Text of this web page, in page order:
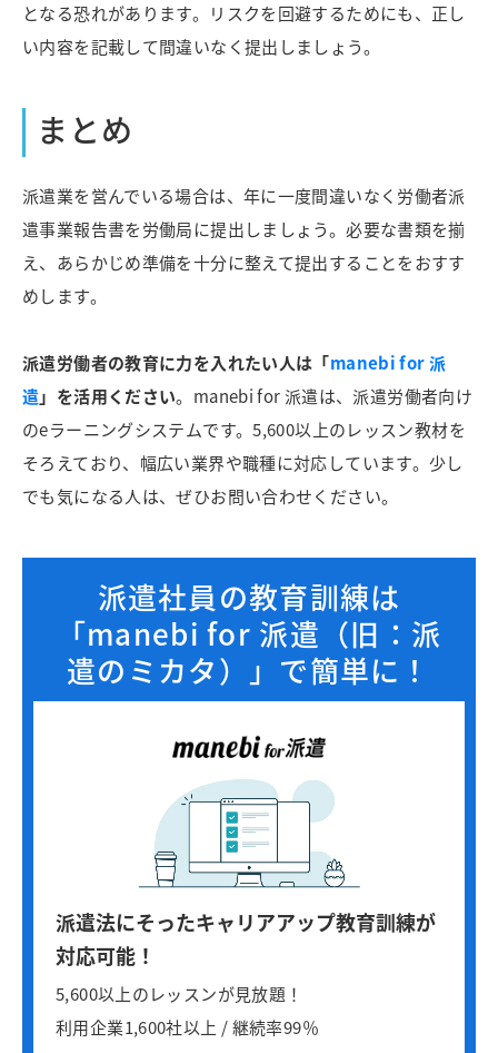
となる恐れがあります。リスクを回避するためにも、正し
い内容を記載して間違いなく提出しましょう。
まとめ
派遣業を営んでいる場合は、年に一度間違いなく労働者派
遣事業報告書を労働局に提出しましょう。必要な書類を揃
え、あらかじめ準備を十分に整えて提出することをおすす
めします。
派遣労働者の教育に力を入れたい人は「manebi for 派
遣」を活用ください。manebi for 派遣は、派遣労働者向け
のeラーニングシステムです。5,600以上のレッスン教材を
そろえており、幅広い業界や職種に対応しています。少し
でも気になる人は、ぜひお問い合わせください。
派遣社員の教育訓練は
「manebi for 派遣（旧：派
遣のミカタ）」で簡単に！
派遣法にそったキャリアアップ教育訓練が
対応可能！
5,600以上のレッスンが見放題！
利用企業1,600社以上 / 継続率99％